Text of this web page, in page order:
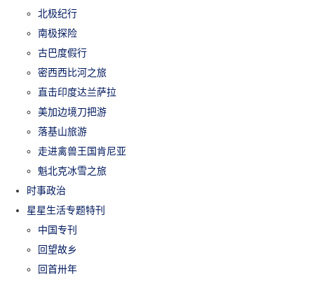
北极纪行
南极探险
古巴度假行
密西西比河之旅
直击印度达兰萨拉
美加边境刀把游
落基山旅游
走进禽兽王国肯尼亚
魁北克冰雪之旅
时事政治
星星生活专题特刊
中国专刊
回望故乡
回首卅年